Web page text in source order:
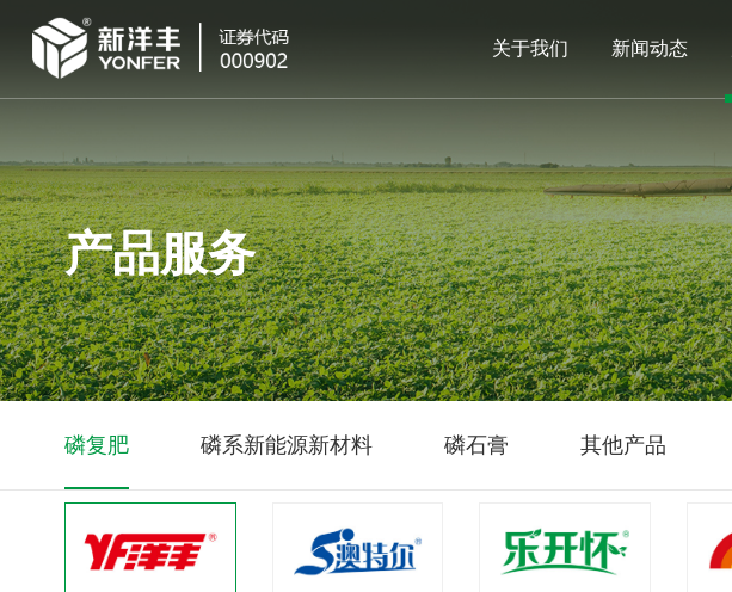
关于我们 新闻动态
产品服务
磷复肥 磷系新能源新材料 磷石膏 其他产品